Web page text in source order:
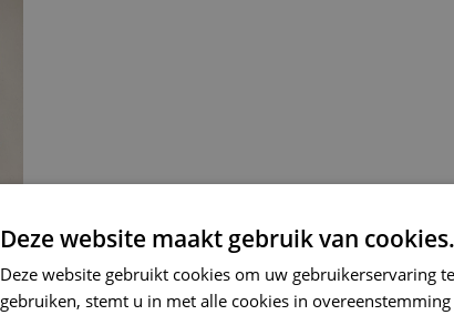
Deze website maakt gebruik van cookies.
Deze website gebruikt cookies om uw gebruikerservaring
gebruiken, stemt u in met alle cookies in